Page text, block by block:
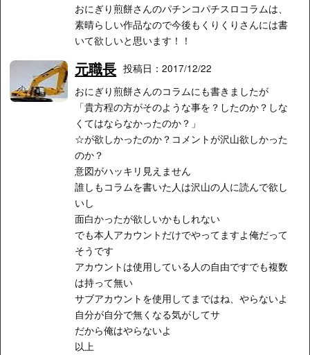
おにぎり煎餅さんのパチンコパチスロコラムは、
素晴らしい作品なので今後もくりくりさんには書
いて欲しいと思います！！
元職長 投稿日：2017/12/22
おにぎり煎餅さんのコラムにも書きましたが
「貴方程の方がそのような事を？したのか？しな
くてはならなかったのか？」
☆が欲しかったのか？コメントが沢山欲しかった
のか？
意図がハッキリ見えません
誰しもコラムを書いた人は沢山の人に読んで欲し
いし
面白かったが欲しいかもしれない
でも本人アカウントだけでやってますよ俺だって
そうです
アカウントは使用している人の自由ですでも複数
は持って無い
サブアカウントを使用してまではね、やらないよ
自分が自分で無くなる気がしてサ
だから俺はやらないよ
以上